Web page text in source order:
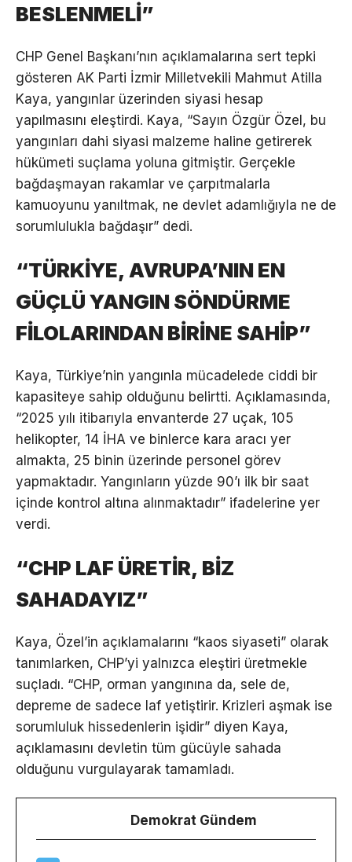
BESLENMELİ”
CHP Genel Başkanı’nın açıklamalarına sert tepki
gösteren AK Parti İzmir Milletvekili Mahmut Atilla
Kaya, yangınlar üzerinden siyasi hesap
yapılmasını eleştirdi. Kaya, “Sayın Özgür Özel, bu
yangınları dahi siyasi malzeme haline getirerek
hükümeti suçlama yoluna gitmiştir. Gerçekle
bağdaşmayan rakamlar ve çarpıtmalarla
kamuoyunu yanıltmak, ne devlet adamlığıyla ne de
sorumlulukla bağdaşır” dedi.
“TÜRKİYE, AVRUPA’NIN EN
GÜÇLÜ YANGIN SÖNDÜRME
FİLOLARINDAN BİRİNE SAHİP”
Kaya, Türkiye’nin yangınla mücadelede ciddi bir
kapasiteye sahip olduğunu belirtti. Açıklamasında,
“2025 yılı itibarıyla envanterde 27 uçak, 105
helikopter, 14 İHA ve binlerce kara aracı yer
almakta, 25 binin üzerinde personel görev
yapmaktadır. Yangınların yüzde 90’ı ilk bir saat
içinde kontrol altına alınmaktadır” ifadelerine yer
verdi.
“CHP LAF ÜRETİR, BİZ
SAHADAYIZ”
Kaya, Özel’in açıklamalarını “kaos siyaseti” olarak
tanımlarken, CHP’yi yalnızca eleştiri üretmekle
suçladı. “CHP, orman yangınına da, sele de,
depreme de sadece laf yetiştirir. Krizleri aşmak ise
sorumluluk hissedenlerin işidir” diyen Kaya,
açıklamasını devletin tüm gücüyle sahada
olduğunu vurgulayarak tamamladı.
Demokrat Gündem